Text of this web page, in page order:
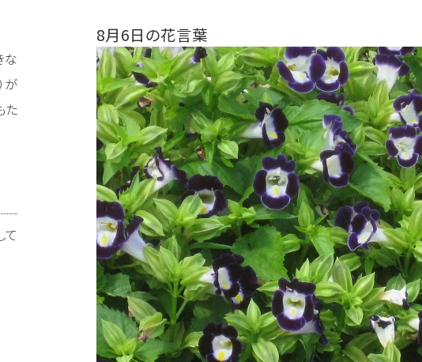
な
が
た
て
8月6日の花言葉